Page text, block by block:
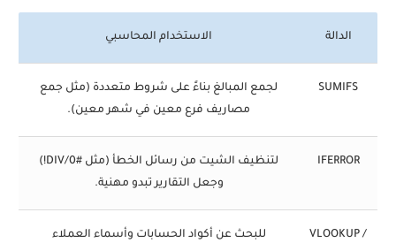
الدالة الاستخدام المحاسبي
SUMIFS
لجمع المبالغ بناءً على شروط متعددة (مثل جمع
مصاريف فرع معين في شهر معين).
IFERROR
لتنظيف الشيت من رسائل الخطأ (مثل #DIV/0!)
وجعل التقارير تبدو مهنية.
VLOOKUP /
للبحث عن أكواد الحسابات وأسماء العملاء